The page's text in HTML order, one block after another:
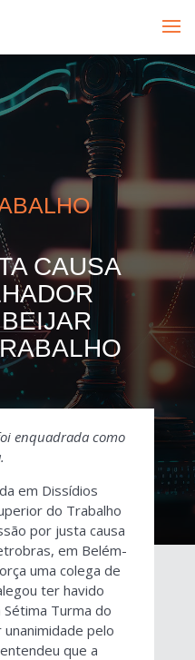
CAUSA
enquadrada como
em Dissídios
do Trabalho
por justa causa
em Belém-
uma colega de
ter havido
Turma do
pelo
que a